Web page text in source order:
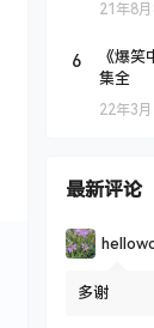
21年8月
6
《爆笑
集全
22年3月
最新评论
多谢